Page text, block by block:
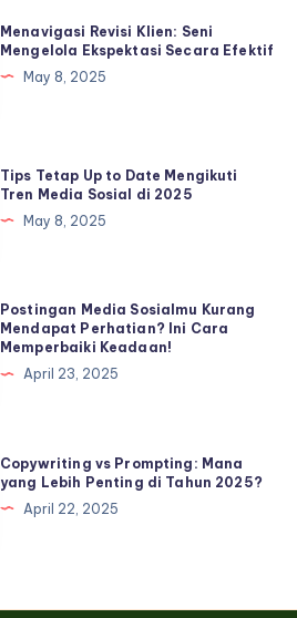
Menavigasi Revisi Klien: Seni
Mengelola Ekspektasi Secara Efektif
May 8, 2025
Tips Tetap Up to Date Mengikuti
Tren Media Sosial di 2025
May 8, 2025
Postingan Media Sosialmu Kurang
Mendapat Perhatian? Ini Cara
Memperbaiki Keadaan!
April 23, 2025
Copywriting vs Prompting: Mana
yang Lebih Penting di Tahun 2025?
April 22, 2025